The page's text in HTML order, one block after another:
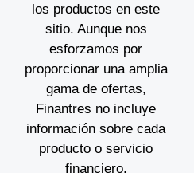
los productos en este
sitio. Aunque nos
esforzamos por
proporcionar una amplia
gama de ofertas,
Finantres no incluye
información sobre cada
producto o servicio
financiero.